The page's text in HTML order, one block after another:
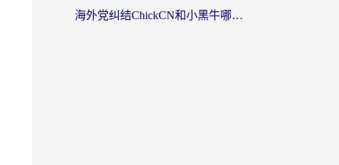
海外党纠结ChickCN和小黑牛哪个好？一篇帮你选对回国加速器的实用指南